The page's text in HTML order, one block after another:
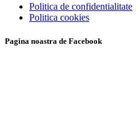
Politica de confidentialitate
Politica cookies
Pagina noastra de Facebook